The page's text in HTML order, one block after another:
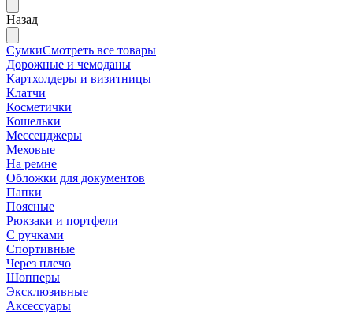
Назад
СумкиСмотреть все товары
Дорожные и чемоданы
Картхолдеры и визитницы
Клатчи
Косметички
Кошельки
Мессенджеры
Меховые
На ремне
Обложки для документов
Папки
Поясные
Рюкзаки и портфели
С ручками
Спортивные
Через плечо
Шопперы
Эксклюзивные
Аксессуары